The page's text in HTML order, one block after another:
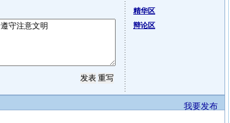
精华区
辩论区
我要发布